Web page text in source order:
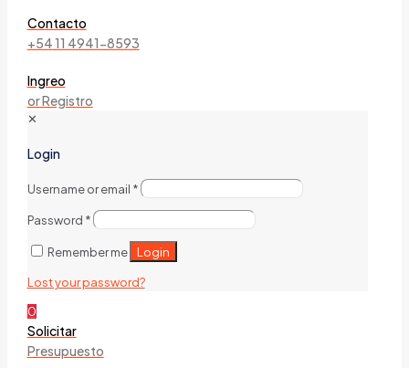
Contacto
+54 11 4941-8593
Ingreo
or Registro
✕
Login
Username or email *
Password *
Remember me Login
Lost your password?
0
Solicitar
Presupuesto